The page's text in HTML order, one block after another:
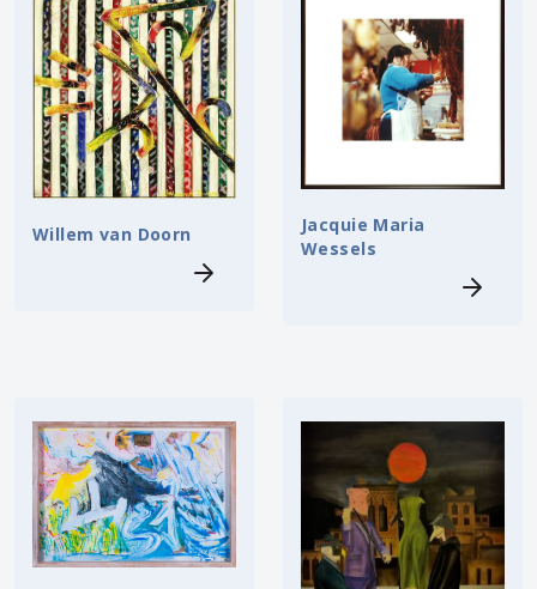
Willem van Doorn
Jacquie Maria
Wessels